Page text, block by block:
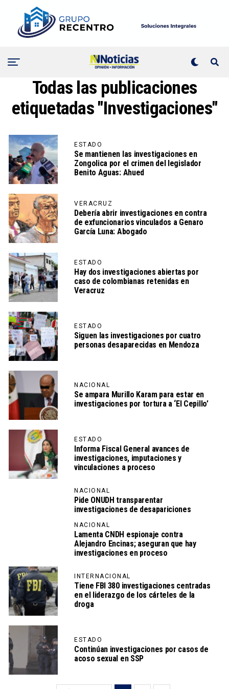
Todas las publicaciones
etiquetadas "Investigaciones"
ESTADO
Se mantienen las investigaciones en
Zongolica por el crimen del legislador
Benito Aguas: Ahued
VERACRUZ
Debería abrir investigaciones en contra
de exfuncionarios vinculados a Genaro
García Luna: Abogado
ESTADO
Hay dos investigaciones abiertas por
caso de colombianas retenidas en
Veracruz
ESTADO
Siguen las investigaciones por cuatro
personas desaparecidas en Mendoza
NACIONAL
Se ampara Murillo Karam para estar en
investigaciones por tortura a ‘El Cepillo’
ESTADO
Informa Fiscal General avances de
investigaciones, imputaciones y
vinculaciones a proceso
NACIONAL
Pide ONUDH transparentar
investigaciones de desapariciones
NACIONAL
Lamenta CNDH espionaje contra
Alejandro Encinas; aseguran que hay
investigaciones en proceso
INTERNACIONAL
Tiene FBI 380 investigaciones centradas
en el liderazgo de los cárteles de la
droga
ESTADO
Continúan investigaciones por casos de
acoso sexual en SSP